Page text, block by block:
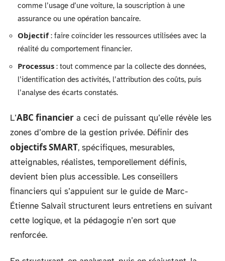
comme l’usage d’une voiture, la souscription à une
assurance ou une opération bancaire.
Objectif: faire coïncider les ressources utilisées avec la
réalité du comportement financier.
Processus : tout commence par la collecte des données,
l’identification des activités, l’attribution des coûts, puis
l’analyse des écarts constatés.
L’ABC financier a ceci de puissant qu’elle révèle les
zones d’ombre de la gestion privée. Définir des
objectifs SMART, spécifiques, mesurables,
atteignables, réalistes, temporellement définis,
devient bien plus accessible. Les conseillers
financiers qui s’appuient sur le guide de Marc-
Étienne Salvail structurent leurs entretiens en suivant
cette logique, et la pédagogie n’en sort que
renforcée.